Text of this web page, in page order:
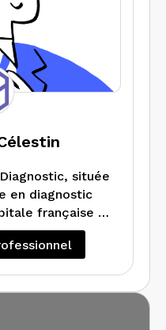
située
en diagnostic
française et
France.
procèdent à